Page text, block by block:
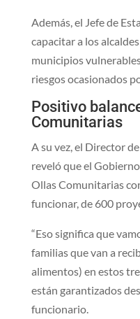
Además, el Jefe de
capacitar a los
municipios
riesgos ocasionados
Positivo
Comunitarias
A su vez, el Director
reveló que el
Ollas Comunitarias
funcionar, de 600
“Eso significa que
familias que van a
alimentos) en estos
están garantizados
funcionario.